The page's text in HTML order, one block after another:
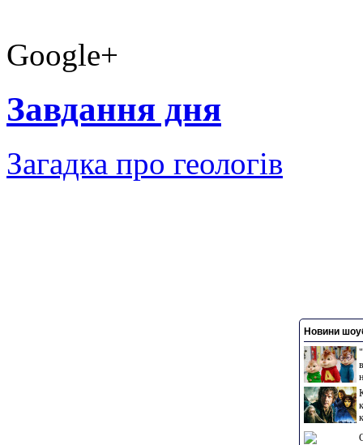
Google+
Завдання дня
Загадка про геологів
Новини